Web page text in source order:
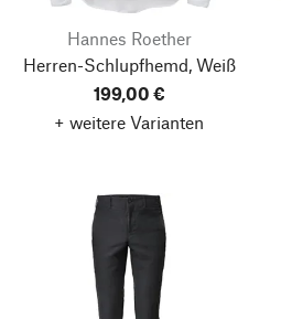
Hannes Roether
Herren-Schlupfhemd, Weiß
199,00 €
+ weitere Varianten